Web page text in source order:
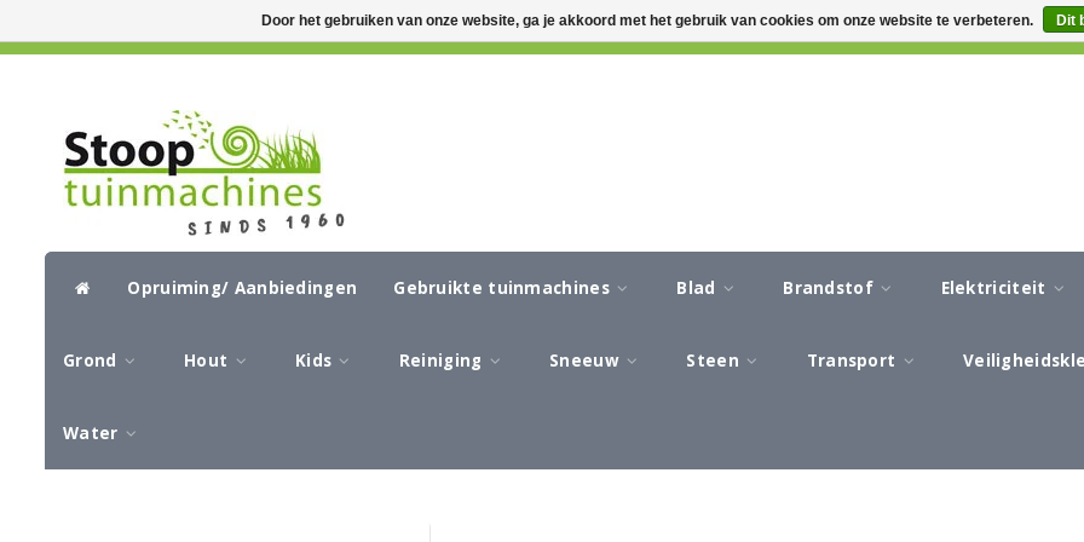
GRATIS VERZENDING VANAF €50,- CIRCA 3-5 WERKDAGEN LEVERTIJD AFREKENEN IN EEN
Opruiming/ Aanbiedingen Gebruikte tuinmachines Blad Brandstof Elektriciteit
Grond Hout Kids Reiniging Sneeuw Steen Transport
Water
Door het gebruiken van onze website, ga je akkoord met het gebruik van cookies om onze website te verbeteren. Dit